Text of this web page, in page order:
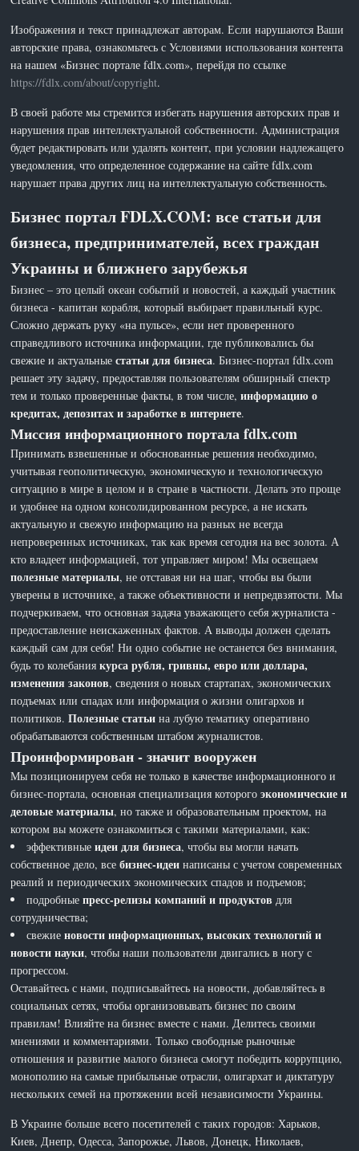
Изображения и текст принадлежат авторам. Если нарушаются Ваши
авторские права, ознакомьтесь с Условиями использования контента
на нашем «Бизнес портале fdlx.com», перейдя по ссылке
https://fdlx.com/about/copyright.
В своей работе мы стремится избегать нарушения авторских прав и
нарушения прав интеллектуальной собственности. Администрация
будет редактировать или удалять контент, при условии надлежащего
уведомления, что определенное содержание на сайте fdlx.com
нарушает права других лиц на интеллектуальную собственность.
Бизнес портал FDLX.COM: все статьи для
бизнеса, предпринимателей, всех граждан
Украины и ближнего зарубежья
Бизнес – это целый океан событий и новостей, а каждый участник
бизнеса - капитан корабля, который выбирает правильный курс.
Сложно держать руку «на пульсе», если нет проверенного
справедливого источника информации, где публиковались бы
свежие и актуальныестатьи для бизнеса. Бизнес-портал fdlx.com
решает эту задачу, предоставляя пользователям обширный спектр
тем и только проверенные факты, в том числе,информацию о
кредитах, депозитах и заработке в интернете.
Миссия информационного портала fdlx.com
Принимать взвешенные и обоснованные решения необходимо,
учитывая геополитическую, экономическую и технологическую
ситуацию в мире в целом и в стране в частности. Делать это проще
и удобнее на одном консолидированном ресурсе, а не искать
актуальную и свежую информацию на разных не всегда
непроверенных источниках, так как время сегодня на вес золота. А
кто владеет информацией, тот управляет миром! Мы освещаем
полезные материалы, не отставая ни на шаг, чтобы вы были
уверены в источнике, а также объективности и непредвзятости. Мы
подчеркиваем, что основная задача уважающего себя журналиста -
предоставление неискаженных фактов. А выводы должен сделать
каждый сам для себя! Ни одно событие не останется без внимания,
будь то колебаниякурса рубля, гривны, евро или доллара,
изменения законов, сведения о новых стартапах, экономических
подъемах или спадах или информация о жизни олигархов и
политиков.Полезные статьи на лубую тематику оперативно
обрабатываются собственным штабом журналистов.
Проинформирован - значит вооружен
Мы позиционируем себя не только в качестве информационного и
бизнес-портала, основная специализация которогоэкономические и
деловые материалы, но также и образовательным проектом, на
котором вы можете ознакомиться с такими материалами, как:
эффективныеидеи для бизнеса, чтобы вы могли начать
собственное дело, всебизнес-идеи написаны с учетом современных
реалий и периодических экономических спадов и подъемов;
подробныепресс-релизы компаний и продуктов для
сотрудничества;
свежиеновости информационных, высоких технологий и
новости науки, чтобы наши пользователи двигались в ногу с
прогрессом.
Оставайтесь с нами, подписывайтесь на новости, добавляйтесь в
социальных сетях, чтобы организовывать бизнес по своим
правилам! Влияйте на бизнес вместе с нами. Делитесь своими
мнениями и комментариями. Только свободные рыночные
отношения и развитие малого бизнеса смогут победить коррупцию,
монополию на самые прибыльные отрасли, олигархат и диктатуру
нескольких семей на протяжении всей независимости Украины.
В Украине больше всего посетителей с таких городов: Харьков,
Киев, Днепр, Одесса, Запорожье, Львов, Донецк, Николаев,